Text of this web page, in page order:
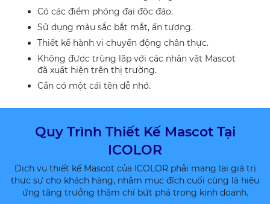
Có các điểm phóng đại độc đáo.
Sử dụng màu sắc bắt mắt, ấn tượng.
Thiết kế hành vi chuyển động chân thực.
Không được trùng lặp với các nhân vật Mascot
đã xuất hiện trên thị trường.
Cần có một cái tên dễ nhớ.
Quy Trình Thiết Kế Mascot Tại
ICOLOR
Dịch vụ thiết kế Mascot của ICOLOR phải mang lại giá trị
thực sự cho khách hàng, nhằm mục đích cuối cùng là hiệu
ứng tăng trưởng thậm chí bứt phá trong kinh doanh.